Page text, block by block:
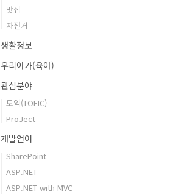
맛집
자전거
생활정보
우리아가(육아)
관심분야
토익(TOEIC)
ProJect
개발언어
SharePoint
ASP.NET
ASP.NET with MVC